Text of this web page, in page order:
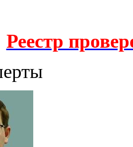
Реестр